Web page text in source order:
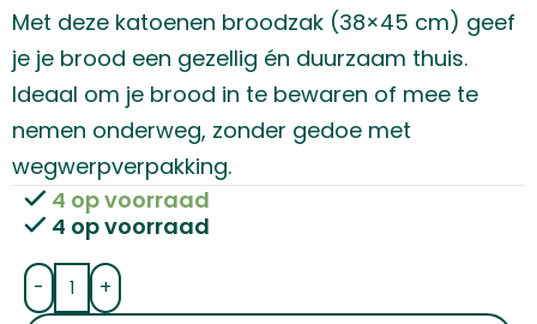
Met deze katoenen broodzak (38×45 cm) geef
je je brood een gezellig én duurzaam thuis.
Ideaal om je brood in te bewaren of mee te
nemen onderweg, zonder gedoe met
wegwerpverpakking.
4 op voorraad
4 op voorraad
-
+